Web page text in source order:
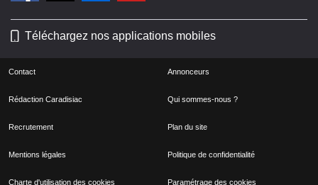
Téléchargez nos applications mobiles
Contact Annonceurs
Rédaction Caradisiac Qui sommes-nous ?
Recrutement Plan du site
Mentions légales Politique de confidentialité
Charte d'utilisation des cookies Paramétrage des cookies